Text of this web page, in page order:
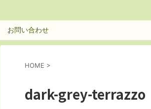
お問い合わせ
HOME >
dark-grey-terrazzo